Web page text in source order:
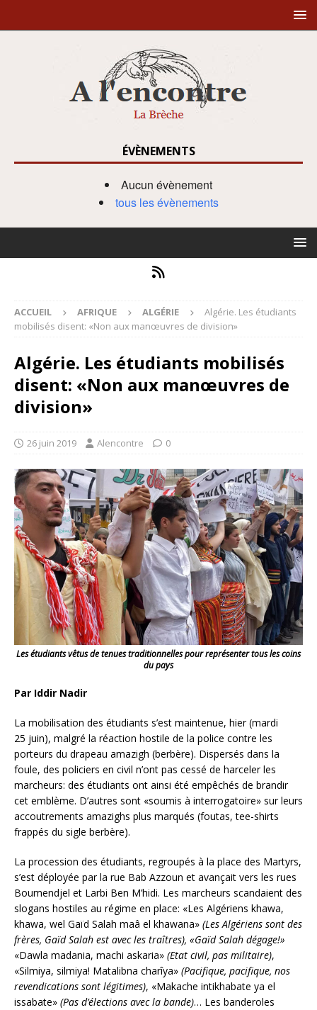
ÉVÈNEMENTS
Aucun évènement
tous les évènements
ACCUEIL AFRIQUE ALGÉRIE
Algérie. Les étudiants
mobilisés disent: «Non aux manœuvres de division»
Algérie. Les étudiants mobilisés
disent: «Non aux manœuvres de
division»
26 juin 2019 Alencontre 0
Les étudiants vêtus de tenues traditionnelles pour représenter tous les coins
du pays
Par Iddir Nadir
La mobilisation des étudiants s’est maintenue, hier (mardi
25 juin), malgré la réaction hostile de la police contre les
porteurs du drapeau amazigh (berbère). Dispersés dans la
foule, des policiers en civil n’ont pas cessé de harceler les
marcheurs: des étudiants ont ainsi été empêchés de brandir
cet emblème. D’autres sont «soumis à interrogatoire» sur leurs
accoutrements amazighs plus marqués (foutas, tee-shirts
frappés du sigle berbère).
La procession des étudiants, regroupés à la place des Martyrs,
s’est déployée par la rue Bab Azzoun et avançait vers les rues
Boumendjel et Larbi Ben M’hidi. Les marcheurs scandaient des
slogans hostiles au régime en place: «Les Algériens khawa,
khawa, wel Gaïd Salah maâ el khawana» (Les Algériens sont des
frères, Gaïd Salah est avec les traîtres), «Gaïd Salah dégage!»
«Dawla madania, machi askaria» (Etat civil, pas militaire),
«Silmiya, silmiya! Matalibna charîya» (Pacifique, pacifique, nos
revendications sont légitimes), «Makache intikhabate ya el
issabate» (Pas d’élections avec la bande)… Les banderoles